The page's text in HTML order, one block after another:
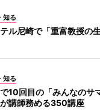
知る
ル尼崎で「重富教授の
知る
10回目の「みんなの
講師務める350講座